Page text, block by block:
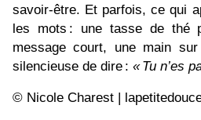
savoir-être. Et parfois, ce qui
les mots : une tasse de thé
message court, une main sur
silencieuse de dire : «Tu n’es
© Nicole Charest |